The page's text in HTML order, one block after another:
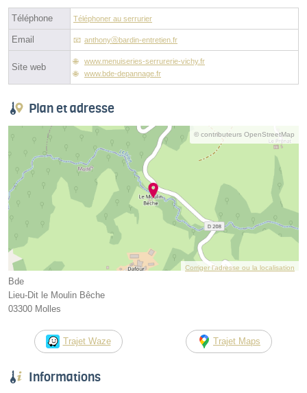
Téléphone Téléphoner au serrurier
Email anthonyⓐbardin-entretien.fr
Site web
www.menuiseries-serrurerie-vichy.fr
www.bde-depannage.fr
Plan et adresse
© contributeurs OpenStreetMap
Corriger l’adresse ou la localisation
Bde
Lieu-Dit le Moulin Bêche
03300 Molles
Trajet Waze Trajet Maps
Informations